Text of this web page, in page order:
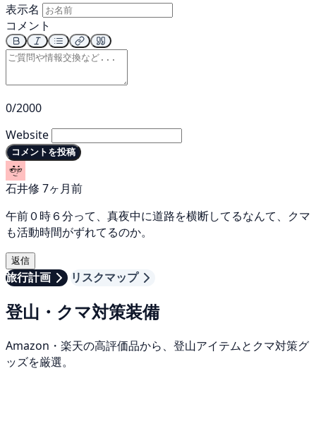
表示名
コメント
0/2000
Website
コメントを投稿
石井修 7ヶ月前
午前０時６分って、真夜中に道路を横断してるなんて、クマ
も活動時間がずれてるのか。
返信
旅行計画 リスクマップ
登山・クマ対策装備
Amazon・楽天の高評価品から、登山アイテムとクマ対策グ
ッズを厳選。